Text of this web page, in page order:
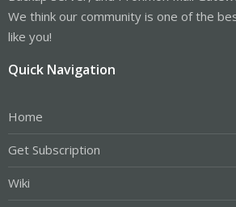
We think our community is one of the
like you!
Quick Navigation
Home
Get Subscription
Wiki